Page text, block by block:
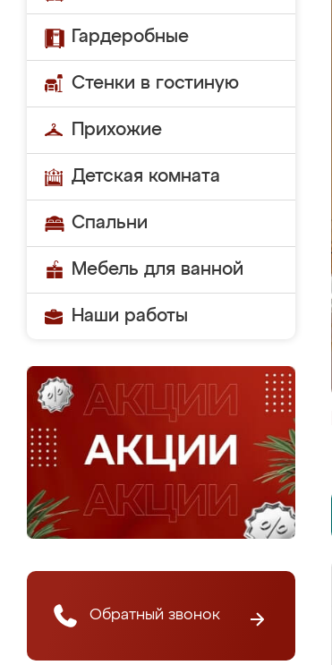
Гардеробные
Стенки в гостиную
Прихожие
Детская комната
Спальни
Мебель для ванной
Наши работы
Обратный звонок